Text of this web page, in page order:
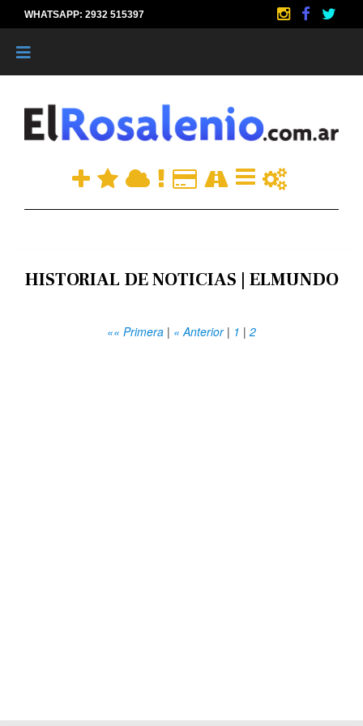
WHATSAPP: 2932 515397
HISTORIAL DE NOTICIAS | ELMUNDO
«« Primera | « Anterior| 1 | 2